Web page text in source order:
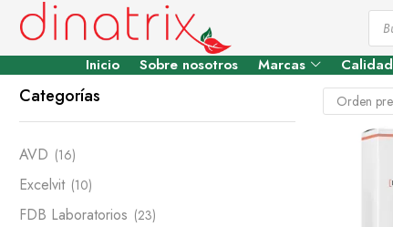
Inicio Sobre nosotros Marcas Calidad
Categorías
AVD (16)
Excelvit (10)
FDB Laboratorios (23)